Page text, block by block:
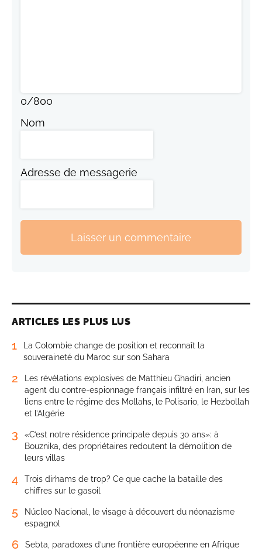
0/800
Nom
Adresse de messagerie
Laisser un commentaire
ARTICLES LES PLUS LUS
1
La Colombie change de position et reconnaît la
souveraineté du Maroc sur son Sahara
2
Les révélations explosives de Matthieu Ghadiri, ancien
agent du contre-espionnage français infiltré en Iran, sur les
liens entre le régime des Mollahs, le Polisario, le Hezbollah
et l’Algérie
3
«C’est notre résidence principale depuis 30 ans»: à
Bouznika, des propriétaires redoutent la démolition de
leurs villas
4
Trois dirhams de trop? Ce que cache la bataille des
chiffres sur le gasoil
5
Núcleo Nacional, le visage à découvert du néonazisme
espagnol
6 Sebta, paradoxes d’une frontière européenne en Afrique